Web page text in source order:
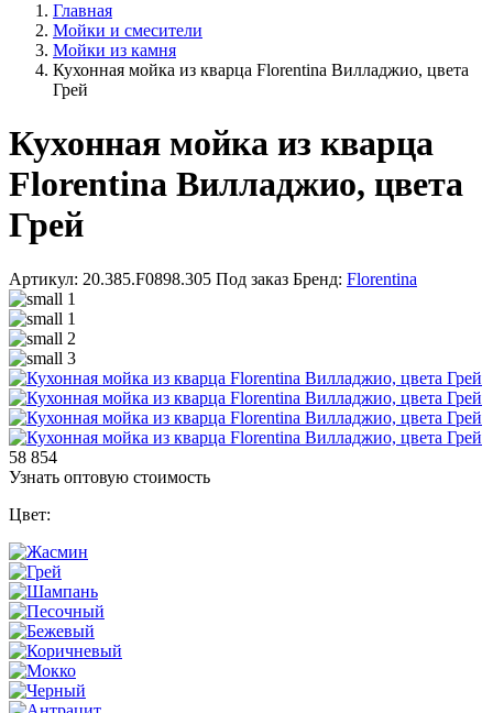
Главная
Мойки и смесители
Мойки из камня
Кухонная мойка из кварца Florentina Вилладжио, цвета
Грей
Кухонная мойка из кварца
Florentina Вилладжио, цвета
Грей
Артикул: 20.385.F0898.305 Под заказ Бренд: Florentina
58 854
Узнать оптовую стоимость
Цвет: